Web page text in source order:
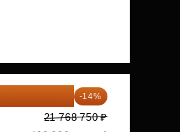
-14%
21 768 750 ₽